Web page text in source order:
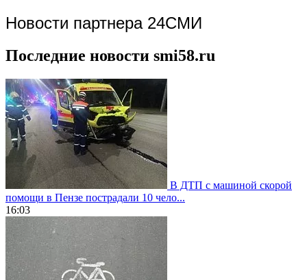
Новости партнера 24СМИ
Последние новости smi58.ru
В ДТП с машиной скорой
помощи в Пензе пострадали 10 чело...
16:03